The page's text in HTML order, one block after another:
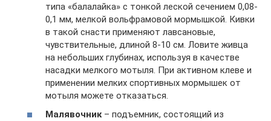
типа «балалайка» с тонкой леской сечением 0,08-
0,1 мм, мелкой вольфрамовой мормышкой. Кивки
в такой снасти применяют лавсановые,
чувствительные, длиной 8-10 см. Ловите живца
на небольших глубинах, используя в качестве
насадки мелкого мотыля. При активном клеве и
применении мелких спортивных мормышек от
мотыля можете отказаться.
Малявочник– подъемник, состоящий из